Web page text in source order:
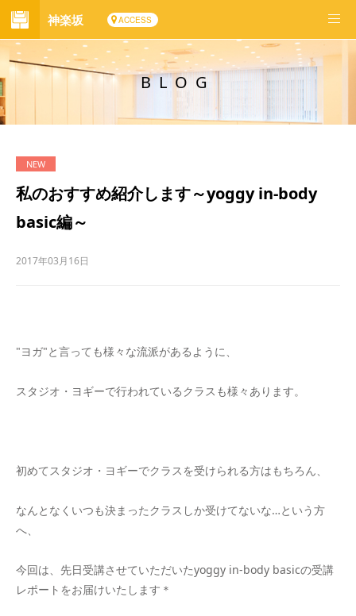
神楽坂 ACCESS
BLOG
私のおすすめ紹介します～yoggy in-body
basic編～
2017年03月16日
"ヨガ"と言っても様々な流派があるように、
スタジオ・ヨギーで行われているクラスも様々あります。
初めてスタジオ・ヨギーでクラスを受けられる方はもちろん、
なんとなくいつも決まったクラスしか受けてないな…という方
へ、
今回は、先日受講させていただいたyoggy in-body basicの受講
レポートをお届けいたします＊